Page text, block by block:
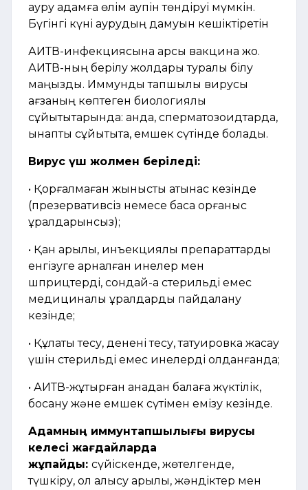
ауру адамға өлім қаупін төндіруі мүмкін.
Бүгінгі күні аурудың дамуын кешіктіретін
АИТВ-инфекциясына қарсы вакцина жоқ.
АИТВ-ның берілу жолдары туралы білу
маңызды. Иммундық тапшылық вирусы
ағзаның көптеген биологиялық
сұйықтықтарында: қанда, сперматозоидтарда,
қынаптық сұйықтықта, емшек сүтінде болады.
Вирус үш жолмен беріледі:
• Қорғалмаған жыныстық қатынас кезінде
(презервативсіз немесе басқа қорғаныс
құралдарынсыз);
• Қан арқылы, инъекциялық препараттарды
енгізуге арналған инелер мен
шприцтерді, сондай-ақ стерильді емес
медициналық құралдарды пайдалану
кезінде;
• Құлақты тесу, денені тесу, татуировка жасау
үшін стерильді емес инелерді қолданғанда;
• АИТВ-жұқтырған анадан балаға жүктілік,
босану және емшек сүтімен емізу кезінде.
Адамның иммунтапшылығы вирусы
келесі жағдайларда
жұқпайды: сүйіскенде, жөтелгенде,
түшкіру, қол алысу арқылы, жәндіктер мен